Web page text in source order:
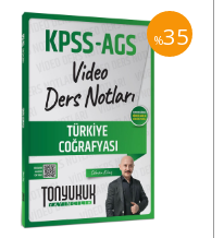
%35